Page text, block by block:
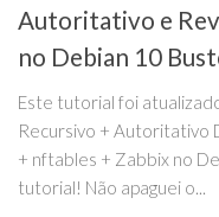
Autoritativo e
no Debian 10
Este tutorial foi
Recursivo + Autoritativo
+ nftables + Zabbix no
tutorial! Não apaguei o...